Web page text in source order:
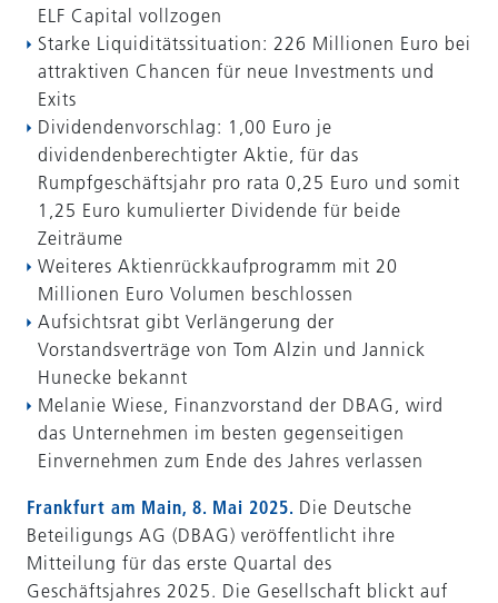
ELF Capital vollzogen
Starke Liquiditätssituation: 226 Millionen Euro bei
attraktiven Chancen für neue Investments und
Exits
Dividendenvorschlag: 1,00 Euro je
dividendenberechtigter Aktie, für das
Rumpfgeschäftsjahr pro rata 0,25 Euro und somit
1,25 Euro kumulierter Dividende für beide
Zeiträume
Weiteres Aktienrückkaufprogramm mit 20
Millionen Euro Volumen beschlossen
Aufsichtsrat gibt Verlängerung der
Vorstandsverträge von Tom Alzin und Jannick
Hunecke bekannt
Melanie Wiese, Finanzvorstand der DBAG, wird
das Unternehmen im besten gegenseitigen
Einvernehmen zum Ende des Jahres verlassen
Frankfurt am Main, 8. Mai 2025. Die Deutsche
Beteiligungs AG (DBAG) veröffentlicht ihre
Mitteilung für das erste Quartal des
Geschäftsjahres 2025. Die Gesellschaft blickt auf